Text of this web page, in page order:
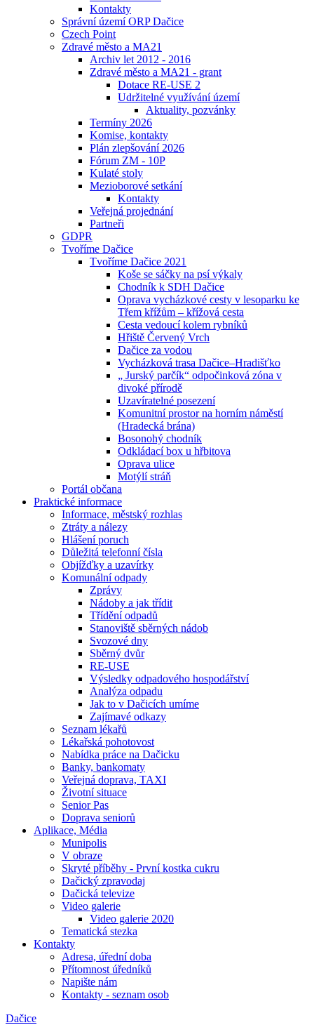
Kontakty
Správní území ORP Dačice
Czech Point
Zdravé město a MA21
Archiv let 2012 - 2016
Zdravé město a MA21 - grant
Dotace RE-USE 2
Udržitelné využívání území
Aktuality, pozvánky
Termíny 2026
Komise, kontakty
Plán zlepšování 2026
Fórum ZM - 10P
Kulaté stoly
Mezioborové setkání
Kontakty
Veřejná projednání
Partneři
GDPR
Tvoříme Dačice
Tvoříme Dačice 2021
Koše se sáčky na psí výkaly
Chodník k SDH Dačice
Oprava vycházkové cesty v lesoparku ke
Třem křížům – křížová cesta
Cesta vedoucí kolem rybníků
Hřiště Červený Vrch
Dačice za vodou
Vycházková trasa Dačice–Hradišťko
„ Jurský parčík“ odpočinková zóna v
divoké přírodě
Uzavíratelné posezení
Komunitní prostor na horním náměstí
(Hradecká brána)
Bosonohý chodník
Odkládací box u hřbitova
Oprava ulice
Motýlí stráň
Portál občana
Praktické informace
Informace, městský rozhlas
Ztráty a nálezy
Hlášení poruch
Důležitá telefonní čísla
Objížďky a uzavírky
Komunální odpady
Zprávy
Nádoby a jak třídit
Třídění odpadů
Stanoviště sběrných nádob
Svozové dny
Sběrný dvůr
RE-USE
Výsledky odpadového hospodářství
Analýza odpadu
Jak to v Dačicích umíme
Zajímavé odkazy
Seznam lékařů
Lékařská pohotovost
Nabídka práce na Dačicku
Banky, bankomaty
Veřejná doprava, TAXI
Životní situace
Senior Pas
Doprava seniorů
Aplikace, Média
Munipolis
V obraze
Skryté příběhy - První kostka cukru
Dačický zpravodaj
Dačická televize
Video galerie
Video galerie 2020
Tematická stezka
Kontakty
Adresa, úřední doba
Přítomnost úředníků
Napište nám
Kontakty - seznam osob
Dačice